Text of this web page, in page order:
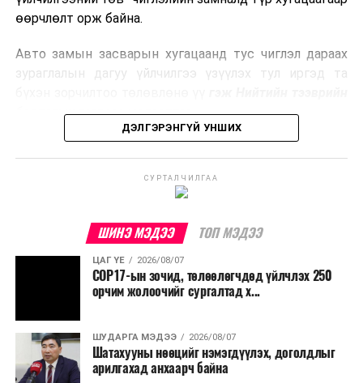
боловсруулах үйлдвэрүүдээр дулаан, цахилгаан
Ийнхүү лаг хатаах, шатаах технологийг лагийн
улсад өргөн ашиглаж байна.
өөрчлөлт орж байна.
Авто замын засварын хугацаанд тус чиглэл дараах
зураглалын дагуу үйлчилгээ үзүүлэх тул иргэд та
бодлогын газраас мэдээллээ.
ДЭЛГЭРЭНГҮЙ УНШИХ
СУРТАЛЧИЛГАА
ШИНЭ МЭДЭЭ ТОП МЭДЭЭ
ЦАГ ҮЕ 2026/08/07
COP17-ын зочид, төлөөлөгчдөд үйлчлэх 250
орчим жолоочийг сургалтад х...
ШУДАРГА МЭДЭЭ 2026/08/07
Шатахууны нөөцийг нэмэгдүүлэх, доголдлыг
арилгахад анхаарч байна